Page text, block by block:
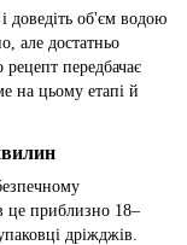
доведіть об'єм водою
але достатньо
передбачає
на цьому етапі й
це приблизно 18–
дріжджів.